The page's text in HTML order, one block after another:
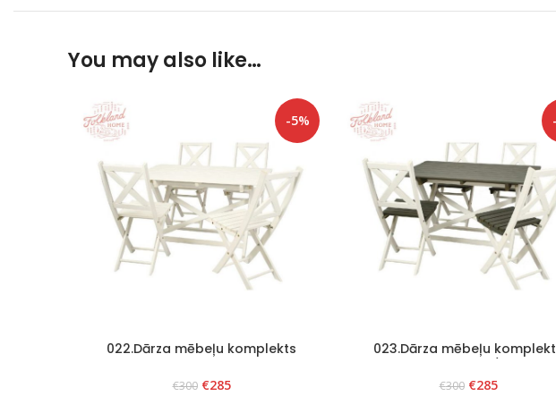
You may also like…
-5%
022.Dārza mēbeļu komplekts
€300 €285
023.Dārza mēbeļu
€300 €285